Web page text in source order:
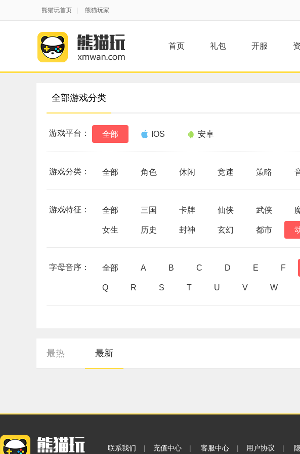
熊猫玩首页 熊猫玩家
首页 礼包 开服
全部游戏分类
游戏平台： 全部 IOS 安卓
游戏分类： 全部 角色 休闲 竞速 策略
游戏特征： 全部 三国 卡牌 仙侠 武侠
女生 历史 封神 玄幻 都市
字母音序： 全部 A B C D E F
Q R S T U V W
最热 最新
联系我们 | 充值中心 | 客服中心 | 用户协议 |